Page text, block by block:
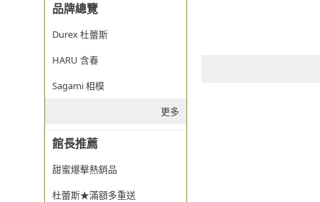
品牌總覽
Durex 杜蕾斯
HARU 含春
Sagami 相模
更多
館長推薦
甜蜜爆擊熱銷品
杜蕾斯★滿額多重送